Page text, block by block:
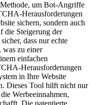
um Bot-Angriffe
Herausforderungen
sichern, sondern auch
die Steigerung der
dass nur echte
was zu einer
einfachen
Herausforderungen
in Ihre Website
Dieses Tool hilft nicht nur
Werbeeinnahmen,